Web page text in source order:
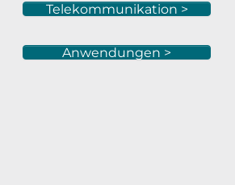
Telekommunikation >
Anwendungen >